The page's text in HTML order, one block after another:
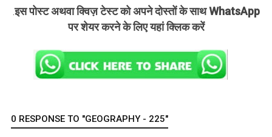
.इस पोस्ट अथवा क्विज़ टेस्ट को अपने दोस्तों के साथ WhatsApp
पर शेयर करने के लिए यहां क्लिक करें
0 RESPONSE TO "GEOGRAPHY - 225"